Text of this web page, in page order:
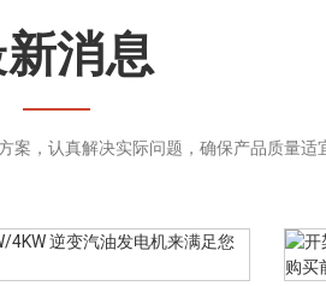
消息
案，认真解决实际问题，确保产品质量适